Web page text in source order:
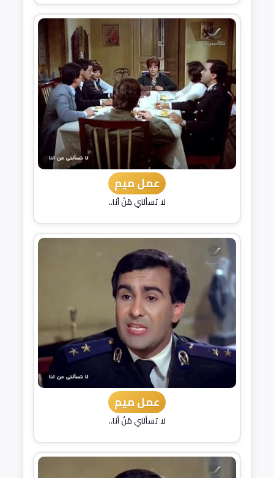
عمل ميم
لا تسألني مَنْ أنا..
عمل ميم
لا تسألني مَنْ أنا..